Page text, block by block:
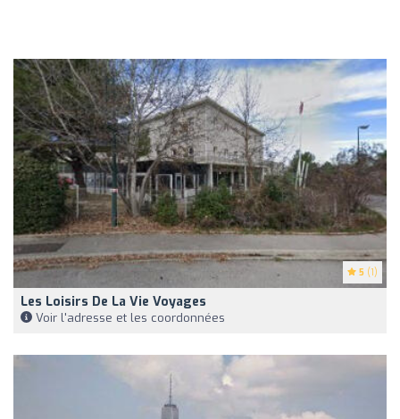
5 (1)
Les Loisirs De La Vie Voyages
Voir l'adresse et les coordonnées